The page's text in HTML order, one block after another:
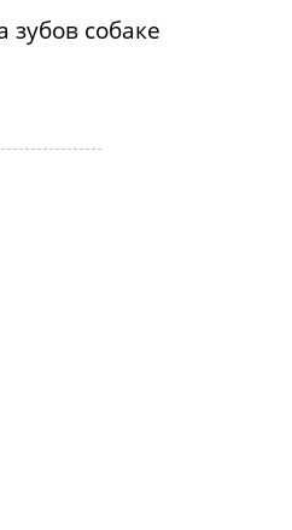
зубов собаке